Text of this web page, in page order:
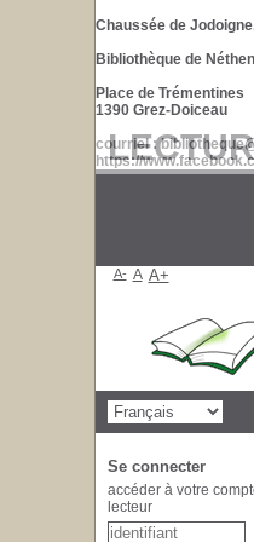
Chaussée de
Bibliothèque de Néthen
Place de Trémentines
1390 Grez-Doiceau
courriel :
https://
A- A A+
Se connecter
accéder à votre
lecteur